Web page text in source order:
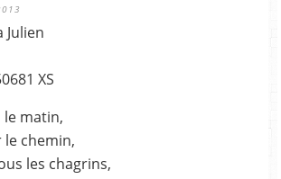
Julien
le matin,
le chemin,
les chagrins,